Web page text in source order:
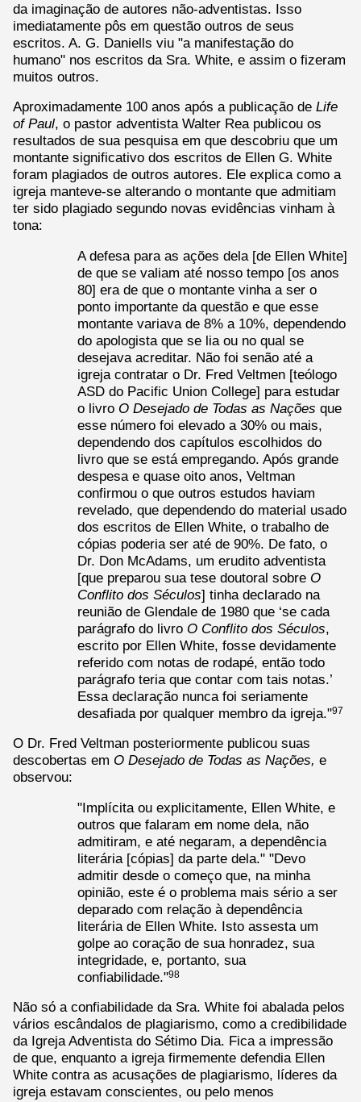
da imaginação de autores não-adventistas. Isso
imediatamente pôs em questão outros de seus
escritos. A. G. Daniells viu "a manifestação do
humano" nos escritos da Sra. White, e assim o fizeram
muitos outros.
Aproximadamente 100 anos após a publicação de Life
of Paul, o pastor adventista Walter Rea publicou os
resultados de sua pesquisa em que descobriu que um
montante significativo dos escritos de Ellen G. White
foram plagiados de outros autores. Ele explica como a
igreja manteve-se alterando o montante que admitiam
ter sido plagiado segundo novas evidências vinham à
tona:
A defesa para as ações dela [de Ellen White]
de que se valiam até nosso tempo [os anos
80] era de que o montante vinha a ser o
ponto importante da questão e que esse
montante variava de 8% a 10%, dependendo
do apologista que se lia ou no qual se
desejava acreditar. Não foi senão até a
igreja contratar o Dr. Fred Veltmen [teólogo
ASD do Pacific Union College] para estudar
o livro O Desejado de Todas as Nações que
esse número foi elevado a 30% ou mais,
dependendo dos capítulos escolhidos do
livro que se está empregando. Após grande
despesa e quase oito anos, Veltman
confirmou o que outros estudos haviam
revelado, que dependendo do material usado
dos escritos de Ellen White, o trabalho de
cópias poderia ser até de 90%. De fato, o
Dr. Don McAdams, um erudito adventista
[que preparou sua tese doutoral sobre O
Conflito dos Séculos] tinha declarado na
reunião de Glendale de 1980 que ‘se cada
parágrafo do livro O Conflito dos Séculos,
escrito por Ellen White, fosse devidamente
referido com notas de rodapé, então todo
parágrafo teria que contar com tais notas.’
Essa declaração nunca foi seriamente
desafiada por qualquer membro da igreja."97
O Dr. Fred Veltman posteriormente publicou suas
descobertas em O Desejado de Todas as Nações, e
observou:
"Implícita ou explicitamente, Ellen White, e
outros que falaram em nome dela, não
admitiram, e até negaram, a dependência
literária [cópias] da parte dela." "Devo
admitir desde o começo que, na minha
opinião, este é o problema mais sério a ser
deparado com relação à dependência
literária de Ellen White. Isto assesta um
golpe ao coração de sua honradez, sua
integridade, e, portanto, sua
confiabilidade."98
Não só a confiabilidade da Sra. White foi abalada pelos
vários escândalos de plagiarismo, como a credibilidade
da Igreja Adventista do Sétimo Dia. Fica a impressão
de que, enquanto a igreja firmemente defendia Ellen
White contra as acusações de plagiarismo, líderes da
igreja estavam conscientes, ou pelo menos